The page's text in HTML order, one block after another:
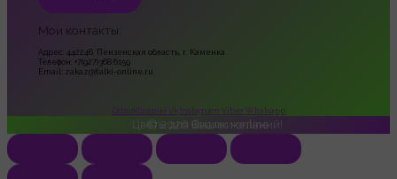
Мои контакты:
Адрес: 442246, Пензенская область, г. Каменка
Телефон: +7(927)368 6159
Email: zakaz@fialki-online.ru
Odnoklassniki Vk Instagram Viber Whatsapp
Цветы для Ваших желаний!
© 2026 Фиалки online